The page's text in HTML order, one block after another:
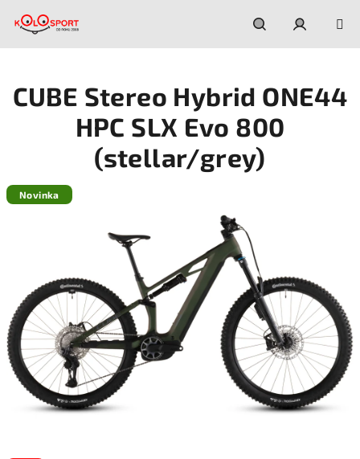
Hľadať
CUBE Stereo Hybrid ONE44
HPC SLX Evo 800
(stellar/grey)
Novinka